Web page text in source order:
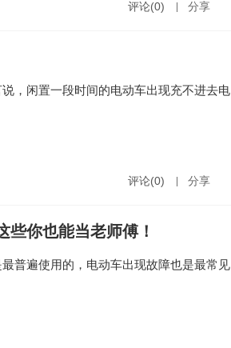
评论(0) 分享
，闲置一段时间的电动车出现充不进去电
评论(0) 分享
你也能当老师傅！
普遍使用的，电动车出现故障也是最常见